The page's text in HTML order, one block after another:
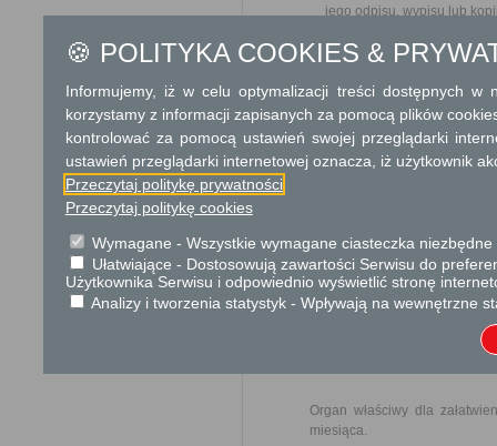
jego odpisu, wypisu lub
Tryb odwoławczy
Odwołanie wnosi się do
pośrednictwem organu, który
nadania w polskiej placówce
spraw.
Przedmiotem wniosku mogą
ulepszenia organizacji,
wzmacnianie
usprawnienie pracy i
ochrony własności
Organ właściwy dla
miesiąca.
🍪 POLITYKA COOKIES &
Informujemy, iż w celu optymalizacji treści dostępnych w
korzystamy z informacji zapisanych za pomocą plików
kontrolować za pomocą ustawień swojej przeglądarki
ustawień przeglądarki internetowej oznacza, iż użytkownik
Przeczytaj politykę prywatności
Przeczytaj politykę cookies
Wymagane - Wszystkie wymagane ciasteczka
Ułatwiające - Dostosowują zawartości Serwisu do
Użytkownika Serwisu i odpowiednio wyświetlić stronę
Analizy i tworzenia statystyk - Wpływają na wewnętrzne